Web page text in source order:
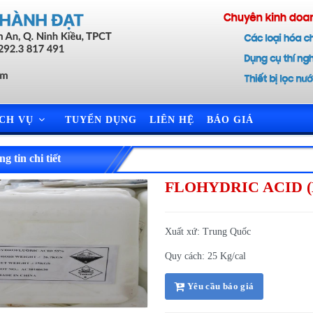
VỤ TUYỂN DỤNG LIÊN HỆ BÁO GIÁ
tin chi tiết
FLOHYDRIC ACID
Xuất xứ: Trung Quốc
Quy cách: 25 Kg/cal
Yêu cầu báo giá